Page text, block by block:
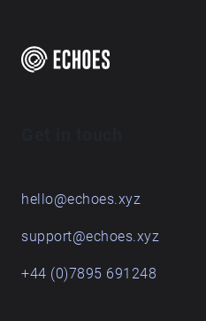
Foto, individuazione dei
esplicativi di Francesca
hello@echoes.xyz
support@echoes.xyz
+44 (0)7895 691248